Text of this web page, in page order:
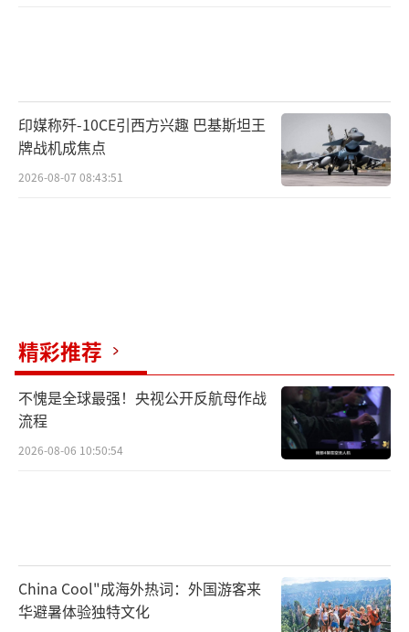
印媒称歼-10CE引西方兴趣 巴基斯坦王
牌战机成焦点
2026-08-07 08:43:51
精彩推荐
不愧是全球最强！央视公开反航母作战
流程
2026-08-06 10:50:54
China Cool"成海外热词：外国游客来
华避暑体验独特文化